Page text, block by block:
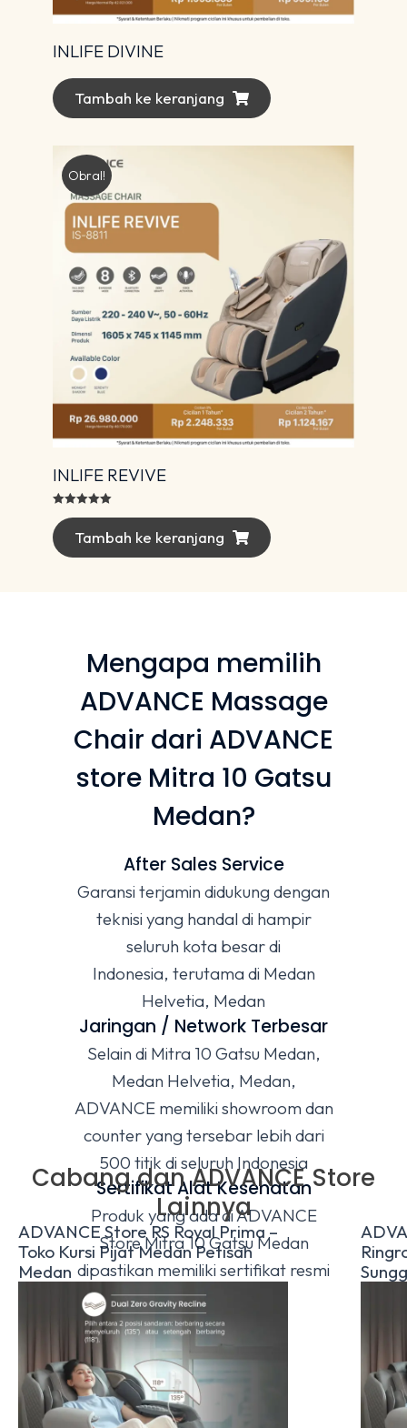
INLIFE DIVINE
Tambah ke keranjang
Obral!
INLIFE REVIVE
dari 5
Tambah ke keranjang
Mengapa memilih
ADVANCE Massage
Chair dari ADVANCE
store Mitra 10 Gatsu
Medan?
After Sales Service
Garansi terjamin didukung dengan
teknisi yang handal di hampir
seluruh kota besar di
Indonesia, terutama di Medan
Helvetia, Medan
Jaringan / Network Terbesar
Selain di Mitra 10 Gatsu Medan,
Medan Helvetia, Medan,
ADVANCE memiliki showroom dan
counter yang tersebar lebih dari
500 titik di seluruh Indonesia
Sertifikat Alat Kesehatan
Produk yang ada di ADVANCE
Store Mitra 10 Gatsu Medan
dipastikan memiliki sertifikat resmi
Alat Kesehatan
Cabang dan ADVANCE Store
Lainnya
ADVANCE Store RS Royal Prima –
Toko Kursi Pijat Medan Petisah
Medan